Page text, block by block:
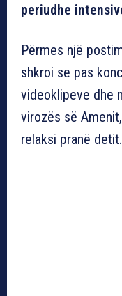
periudhe
Përmes një
shkroi se pas
videoklipeve dhe
virozës së
relaksi pranë detit.